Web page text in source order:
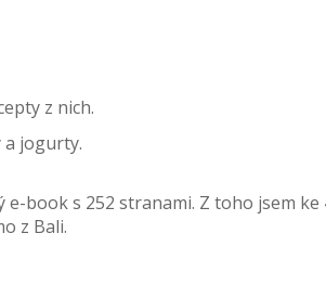
z nich.
a jogurty.
book s 252 stranami. Z toho jsem
z Bali.